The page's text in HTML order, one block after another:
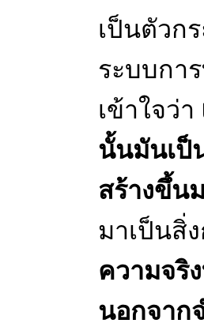
เป็นตัวก
ระบบกา
เข้าใจว่า
นั้นมันเป็
สร้างขึ้น
มาเป็นสิ่
ความจริ
นอกจาก